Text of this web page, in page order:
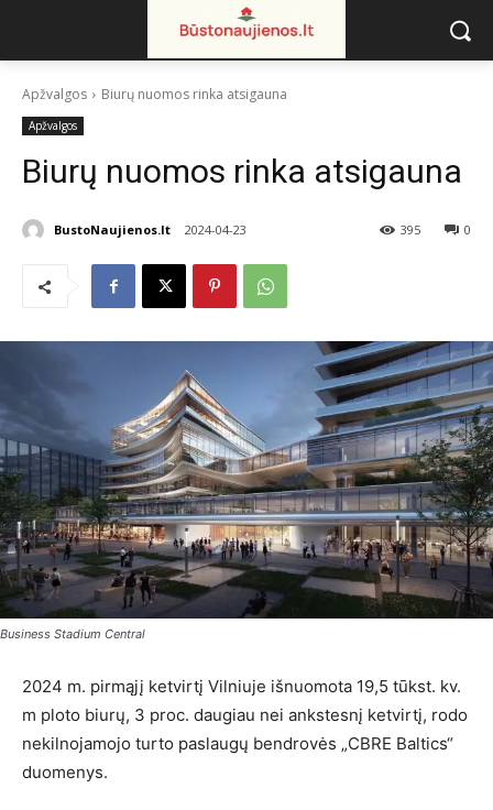
Apžvalgos Biurų nuomos rinka atsigauna
Apžvalgos
Biurų nuomos rinka atsigauna
BustoNaujienos.lt 2024-04-23 0
395
Business Stadium Central
2024 m. pirmąjį ketvirtį Vilniuje išnuomota 19,5 tūkst. kv.
m ploto biurų, 3 proc. daugiau nei ankstesnį ketvirtį, rodo
nekilnojamojo turto paslaugų bendrovės „CBRE Baltics“
duomenys.